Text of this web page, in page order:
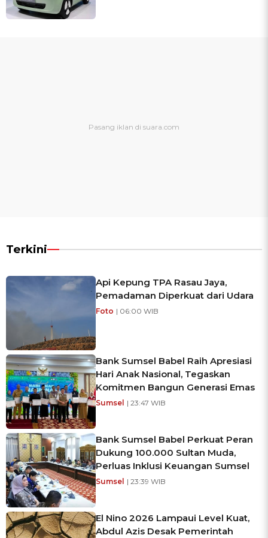
Terkini
Api Kepung TPA Rasau Jaya,
Pemadaman Diperkuat dari Udara
Foto | 06:00 WIB
Bank Sumsel Babel Raih Apresiasi
Hari Anak Nasional, Tegaskan
Komitmen Bangun Generasi Emas
Sumsel | 23:47 WIB
Bank Sumsel Babel Perkuat Peran
Dukung 100.000 Sultan Muda,
Perluas Inklusi Keuangan Sumsel
Sumsel | 23:39 WIB
El Nino 2026 Lampaui Level Kuat,
Abdul Azis Desak Pemerintah